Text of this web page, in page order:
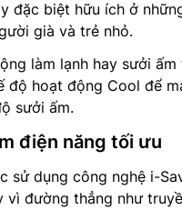
đặc biệt hữu ích ở
già và trẻ nhỏ.
làm lạnh hay sưởi
độ hoạt động Cool để
sưởi ấm.
điện năng tối ưu
sử dụng công nghệ i-
đường thẳng như